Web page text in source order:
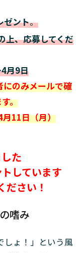
ゼント。
上、応募してくだ
月9日
のみメールで確
。
月11日（月）
た
しています
ださい！
嗜み
しょ！」という風